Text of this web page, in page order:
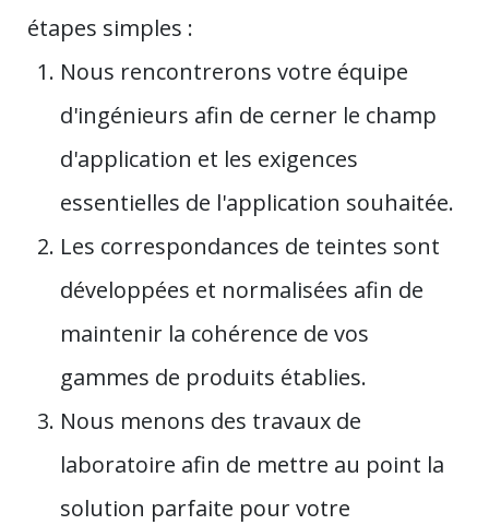
étapes simples :
Nous rencontrerons votre équipe
d'ingénieurs afin de cerner le champ
d'application et les exigences
essentielles de l'application souhaitée.
Les correspondances de teintes sont
développées et normalisées afin de
maintenir la cohérence de vos
gammes de produits établies.
Nous menons des travaux de
laboratoire afin de mettre au point la
solution parfaite pour votre